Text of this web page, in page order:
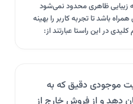
زیبایی ظاهری محدود نمی‌شود
باشد تا تجربه کاربر را بهینه
در این راستا عبارتند از:
موجودی دقیق که به